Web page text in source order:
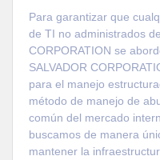
Para garantizar que
de TI no administrados
CORPORATION se
SALVADOR
para el manejo
método de manejo de
común del mercado
buscamos de manera
mantener la